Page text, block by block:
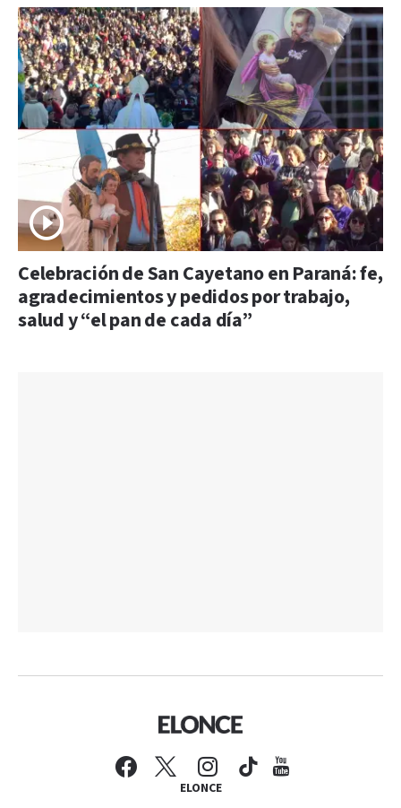
Celebración de San Cayetano en Paraná: fe,
agradecimientos y pedidos por trabajo,
salud y “el pan de cada día”
ELONCE